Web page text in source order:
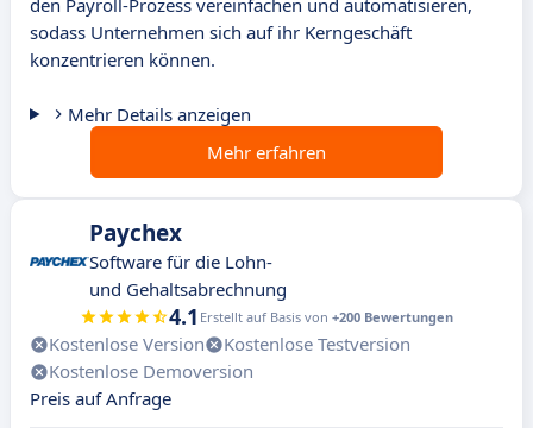
den Payroll-Prozess vereinfachen und automatisieren,
sodass Unternehmen sich auf ihr Kerngeschäft
konzentrieren können.
Mehr Details anzeigen
Mehr erfahren
Paychex
Software für die Lohn-
und Gehaltsabrechnung
4.1 Erstellt auf Basis von +200 Bewertungen
Kostenlose Version
Kostenlose Testversion
Kostenlose Demoversion
Preis auf Anfrage